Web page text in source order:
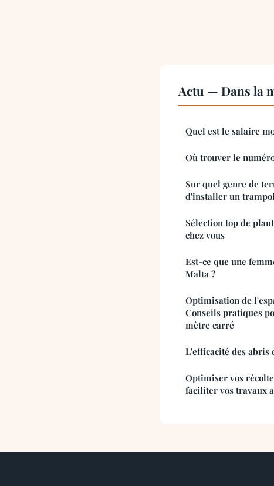
Actu — Dans la
Quel est le salaire
Où trouver le
Sur quel genre de
d'installer un
Sélection top de
chez vous
Est-ce que une
Malta ?
Optimisation de
Conseils pratiques
mètre carré
L'efficacité des abris
Optimiser vos
faciliter vos travaux